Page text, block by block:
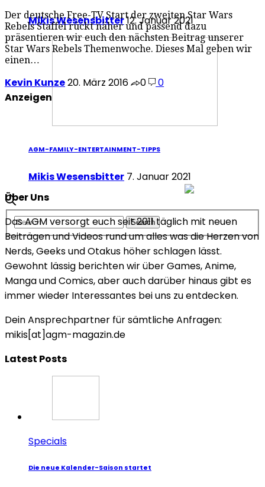
Mikis Wesensbitter12. Januar 2021
AGM-FAMILY-ENTERTAINMENT-TIPPS
Mikis Wesensbitter 7. Januar 2021
Der deutsche Free-TV Start der zweiten Star Wars
Rebels Staffel rückt näher und passend dazu
präsentieren wir euch den nächsten Beitrag unserer
Star Wars Rebels Themenwoche. Dieses Mal geben wir
einen…
Kevin Kunze20. März 2016 0
0
Anzeigen
Über Uns
Das AGM versorgt euch seit 2011 täglich mit neuen
Beiträgen und Videos rund um alles was die Herzen von
Nerds, Geeks und Otakus höher schlagen lässt.
Gewohnt lässig berichten wir über Games, Anime,
Manga und Comics, aber auch darüber hinaus gibt es
immer wieder Interessantes bei uns zu entdecken.
Dein Ansprechpartner für sämtliche Anfragen:
mikis[at]agm-magazin.de
Latest Posts
Specials
Die neue Kalender-Saison startet